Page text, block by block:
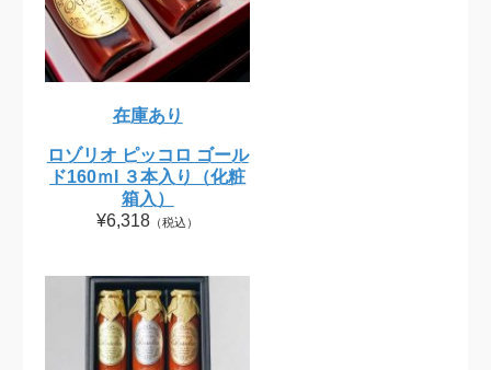
在庫あり
ロゾリオ ピッコロ ゴール
ド160ｍl ３本入り（化粧
箱入）
¥6,318 （税込）